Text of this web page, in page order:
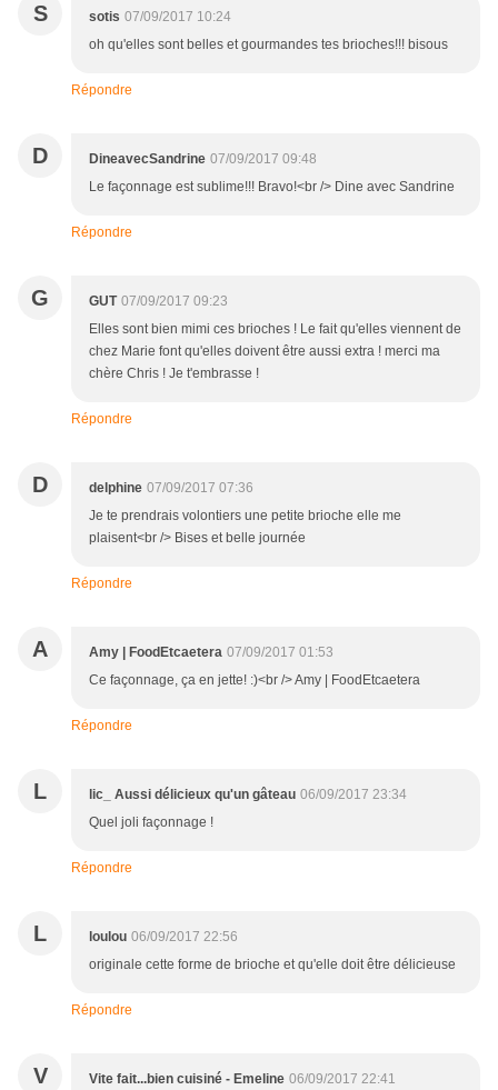
S sotis 07/09/2017 10:24
oh qu'elles sont belles et gourmandes tes brioches!!! bisous
Répondre
D DineavecSandrine 07/09/2017 09:48
Le façonnage est sublime!!! Bravo!<br /> Dine avec Sandrine
Répondre
G GUT 07/09/2017 09:23
Elles sont bien mimi ces brioches ! Le fait qu'elles viennent de
chez Marie font qu'elles doivent être aussi extra ! merci ma
chère Chris ! Je t'embrasse !
Répondre
D delphine 07/09/2017 07:36
Je te prendrais volontiers une petite brioche elle me
plaisent<br /> Bises et belle journée
Répondre
A Amy | FoodEtcaetera 07/09/2017 01:53
Ce façonnage, ça en jette! :)<br /> Amy | FoodEtcaetera
Répondre
L lic_ Aussi délicieux qu'un gâteau 06/09/2017 23:34
Quel joli façonnage !
Répondre
L loulou 06/09/2017 22:56
originale cette forme de brioche et qu'elle doit être délicieuse
Répondre
V Vite fait...bien cuisiné - Emeline 06/09/2017 22:41